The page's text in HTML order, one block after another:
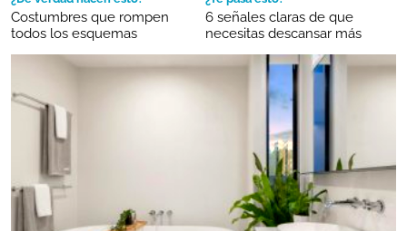
Costumbres que rompen
todos los esquemas
6 señales claras de que
necesitas descansar más